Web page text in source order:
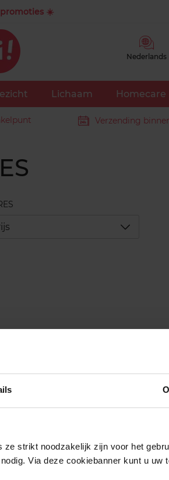
strikt noodzakelijk zijn voor het
Via deze cookiebanner kunt u uw
☀️
Nederlands
Lichaam Homecare
Verzending
Déplier